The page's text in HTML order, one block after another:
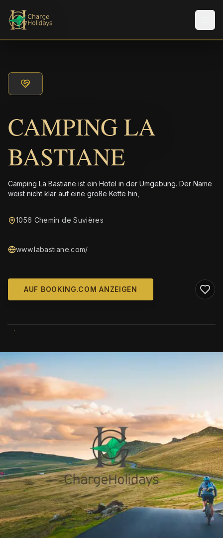
CAMPING LA
BASTIANE
Camping La Bastiane ist ein Hotel in der Umgebung. Der Name
weist nicht klar auf eine große Kette hin,
1056 Chemin de Suvières
www.labastiane.com/
AUF BOOKING.COM ANZEIGEN